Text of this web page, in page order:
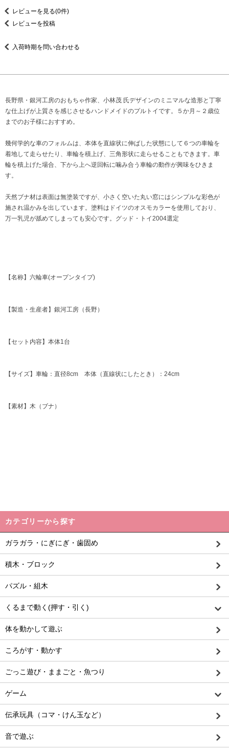
レビューを見る(0件)
レビューを投稿
入荷時期を問い合わせる
長野県・銀河工房のおもちゃ作家、小林茂 氏デザインのミニマルな造形と丁寧
な仕上げが上質さを感じさせるハンドメイドのプルトイです。５か月～２歳位
までのお子様におすすめ。
幾何学的な車のフォルムは、本体を直線状に伸ばした状態にして６つの車輪を
着地して走らせたり、車輪を積上げ、三角形状に走らせることもできます。車
輪を積上げた場合、下から上へ逆回転に噛み合う車輪の動作が興味をひきま
す。
天然ブナ材は表面は無塗装ですが、小さく空いた丸い窓にはシンプルな彩色が
施され温かみを出しています。塗料はドイツのオスモカラーを使用しており、
万一乳児が舐めてしまっても安心です。グッド・トイ2004選定
【名称】六輪車(オープンタイプ)
【製造・生産者】銀河工房（長野）
【セット内容】本体1台
【サイズ】車輪：直径8cm 本体（直線状にしたとき）：24cm
【素材】木（ブナ）
カテゴリーから探す
ガラガラ・にぎにぎ・歯固め
積木・ブロック
パズル・組木
くるまで動く(押す・引く)
体を動かして遊ぶ
ころがす・動かす
ごっこ遊び・ままごと・魚つり
ゲーム
伝承玩具（コマ・けん玉など）
音で遊ぶ